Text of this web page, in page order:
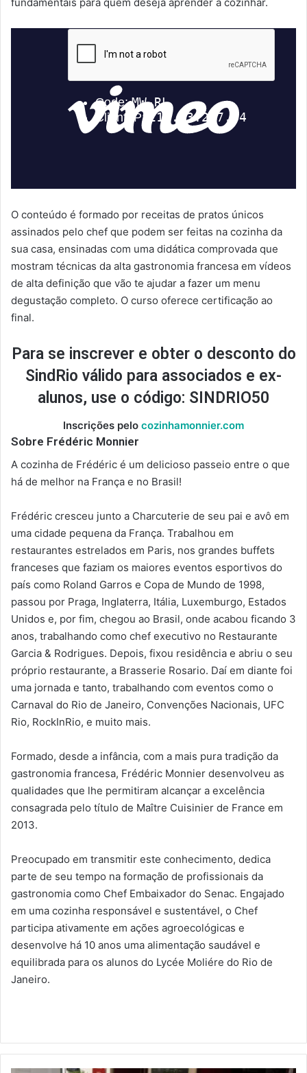
O conteúdo é formado por receitas de pratos únicos
assinados pelo chef que podem ser feitas na cozinha da
sua casa, ensinadas com uma didática comprovada que
mostram técnicas da alta gastronomia francesa em vídeos
de alta definição que vão te ajudar a fazer um menu
degustação completo. O curso oferece certificação ao
final.
Para se inscrever e obter o desconto do
SindRio válido para associados e ex-
alunos, use o código: SINDRIO50
Inscrições pelo cozinhamonnier.com
Sobre Frédéric Monnier
A cozinha de Frédéric é um delicioso passeio entre o que
há de melhor na França e no Brasil!
Frédéric cresceu junto a Charcuterie de seu pai e avô em
uma cidade pequena da França. Trabalhou em
restaurantes estrelados em Paris, nos grandes buffets
franceses que faziam os maiores eventos esportivos do
país como Roland Garros e Copa de Mundo de 1998,
passou por Praga, Inglaterra, Itália, Luxemburgo, Estados
Unidos e, por fim, chegou ao Brasil, onde acabou ficando 3
anos, trabalhando como chef executivo no Restaurante
Garcia & Rodrigues. Depois, fixou residência e abriu o seu
próprio restaurante, a Brasserie Rosario. Daí em diante foi
uma jornada e tanto, trabalhando com eventos como o
Carnaval do Rio de Janeiro, Convenções Nacionais, UFC
Rio, RockInRio, e muito mais.
Formado, desde a infância, com a mais pura tradição da
gastronomia francesa, Frédéric Monnier desenvolveu as
qualidades que lhe permitiram alcançar a excelência
consagrada pelo título de Maître Cuisinier de France em
2013.
Preocupado em transmitir este conhecimento, dedica
parte de seu tempo na formação de profissionais da
gastronomia como Chef Embaixador do Senac. Engajado
em uma cozinha responsável e sustentável, o Chef
participa ativamente em ações agroecológicas e
desenvolve há 10 anos uma alimentação saudável e
equilibrada para os alunos do Lycée Moliére do Rio de
Janeiro.